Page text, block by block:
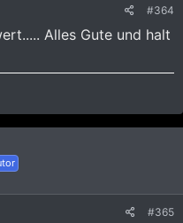
#364
Alles Gute und halt
#365